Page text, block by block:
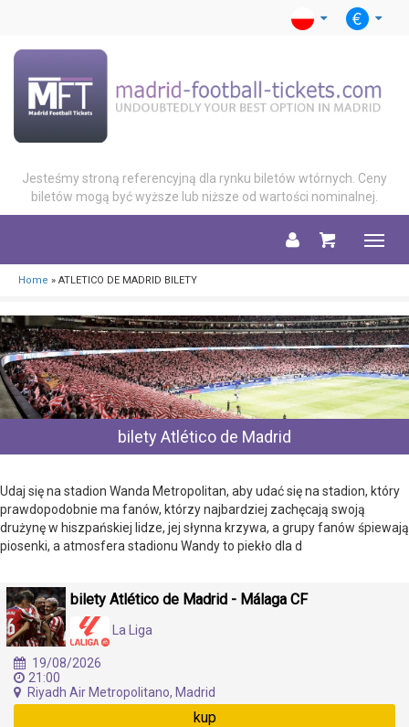
Jesteśmy stroną referencyjną dla rynku biletów wtórnych. Ceny
biletów mogą być wyższe lub niższe od wartości nominalnej.
Menu
Home » ATLETICO DE MADRID BILETY
bilety Atlético de Madrid
Udaj się na stadion Wanda Metropolitan, aby udać się na stadion, który
prawdopodobnie ma fanów, którzy najbardziej zachęcają swoją
drużynę w hiszpańskiej lidze, jej słynna krzywa, a grupy fanów śpiewają
piosenki, a atmosfera stadionu Wandy to piekło dla d
bilety Atlético de Madrid - Málaga CF
La Liga
19/08/2026
21:00
Riyadh Air Metropolitano, Madrid
kup